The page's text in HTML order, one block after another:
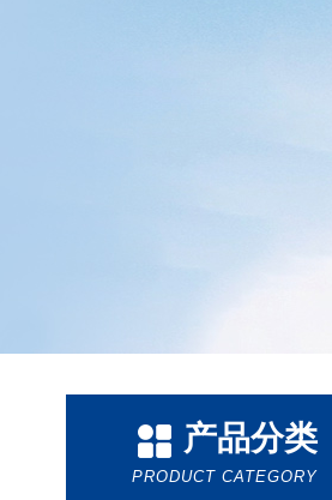
产品分类
PRODUCT CATEGORY